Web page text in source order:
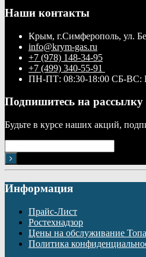
Наши контакты
Крым, г.Симферополь, ул.
info@krym-gas.ru
+7 (978) 148-34-95
+7 (499) 340-55-91 ​
ПН-ПТ: 08:30-18:00 СБ-ВС:
Подпишитесь на рассылку
Будьте в курсе наших акций,
Информация
Прайс-Лист
Ростехнадзор
Цены на обслуживание
Политика